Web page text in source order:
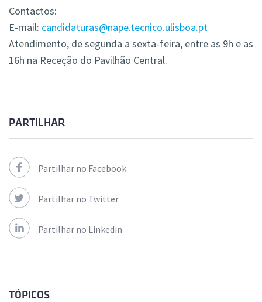
Contactos:
E-mail: candidaturas@nape.tecnico.ulisboa.pt
Atendimento, de segunda a sexta-feira, entre as 9h e as
16h na Receção do Pavilhão Central.
PARTILHAR
Partilhar no Facebook
Partilhar no Twitter
Partilhar no Linkedin
TÓPICOS